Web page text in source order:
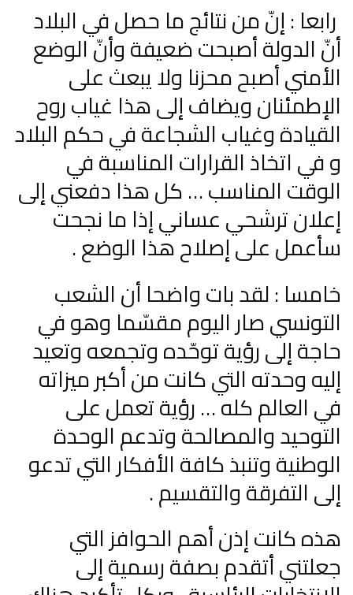
رابعا : إنّ من نتائج ما حصل في البلاد
أنّ الدولة أصبحت ضعيفة وأنّ الوضع
الأمني أصبح محزنا ولا يبعث على
الإطمئنان ويضاف إلى هذا غياب روح
القيادة وغياب الشجاعة في حكم البلاد
و في اتخاذ القرارات المناسبة في
الوقت المناسب … كل هذا دفعني إلى
إعلان ترشحي عساني إذا ما نجحت
سأعمل على إصلاح هذا الوضع .
خامسا : لقد بات واضحا أن الشعب
التونسي صار اليوم مقسّما وهو في
حاجة إلى رؤية توحّده وتجمعه وتعيد
إليه وحدته التي كانت من أكبر ميزاته
في العالم كله … رؤية تعمل على
التوحيد والمصالحة وتدعم الوحدة
الوطنية وتنبذ كافة الأفكار التي تدعو
إلى التفرقة والتقسيم .
هذه كانت إذن أهم الحوافز التي
جعلتني أتقدم بصفة رسمية إلى